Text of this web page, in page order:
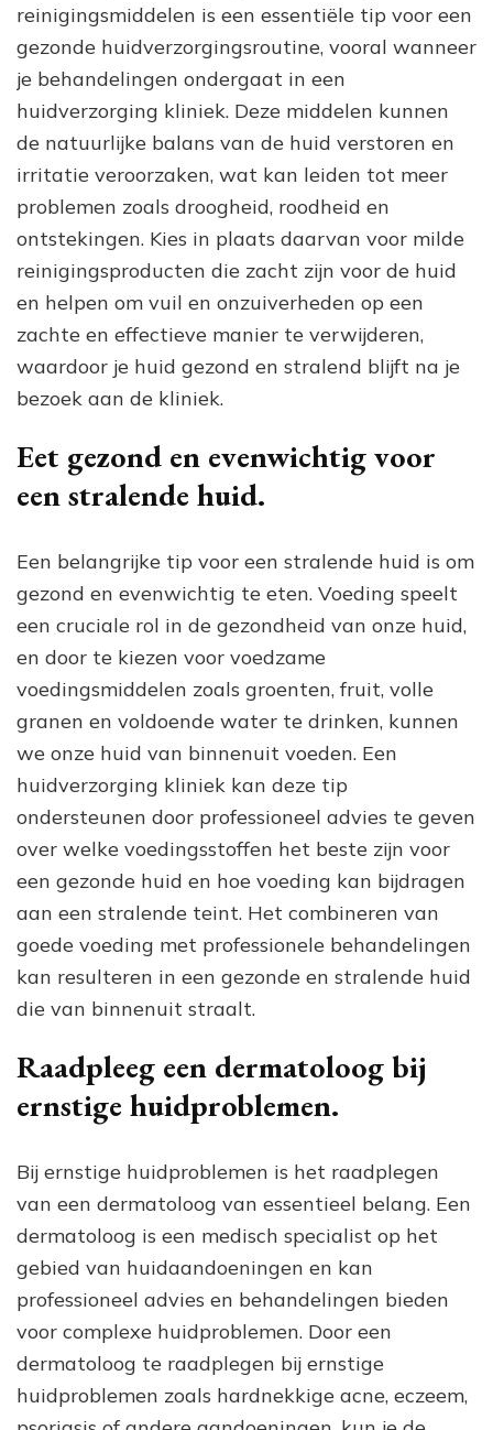
reinigingsmiddelen is een essentiële tip voor een
gezonde huidverzorgingsroutine, vooral wanneer
je behandelingen ondergaat in een
huidverzorging kliniek. Deze middelen kunnen
de natuurlijke balans van de huid verstoren en
irritatie veroorzaken, wat kan leiden tot meer
problemen zoals droogheid, roodheid en
ontstekingen. Kies in plaats daarvan voor milde
reinigingsproducten die zacht zijn voor de huid
en helpen om vuil en onzuiverheden op een
zachte en effectieve manier te verwijderen,
waardoor je huid gezond en stralend blijft na je
bezoek aan de kliniek.
Eet gezond en evenwichtig voor
een stralende huid.
Een belangrijke tip voor een stralende huid is om
gezond en evenwichtig te eten. Voeding speelt
een cruciale rol in de gezondheid van onze huid,
en door te kiezen voor voedzame
voedingsmiddelen zoals groenten, fruit, volle
granen en voldoende water te drinken, kunnen
we onze huid van binnenuit voeden. Een
huidverzorging kliniek kan deze tip
ondersteunen door professioneel advies te geven
over welke voedingsstoffen het beste zijn voor
een gezonde huid en hoe voeding kan bijdragen
aan een stralende teint. Het combineren van
goede voeding met professionele behandelingen
kan resulteren in een gezonde en stralende huid
die van binnenuit straalt.
Raadpleeg een dermatoloog bij
ernstige huidproblemen.
Bij ernstige huidproblemen is het raadplegen
van een dermatoloog van essentieel belang. Een
dermatoloog is een medisch specialist op het
gebied van huidaandoeningen en kan
professioneel advies en behandelingen bieden
voor complexe huidproblemen. Door een
dermatoloog te raadplegen bij ernstige
huidproblemen zoals hardnekkige acne, eczeem,